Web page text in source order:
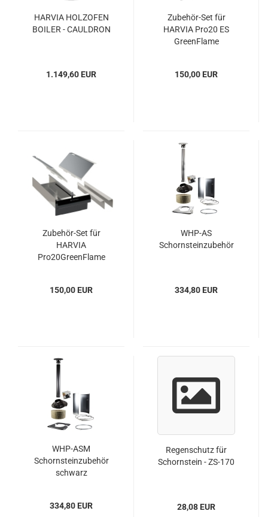
HARVIA HOLZOFEN
BOILER - CAULDRON
1.149,60 EUR
Zubehör-Set für
HARVIA Pro20 ES
GreenFlame
150,00 EUR
Zubehör-Set für
HARVIA
Pro20GreenFlame
150,00 EUR
WHP-AS
Schornsteinzubehör
334,80 EUR
WHP-ASM
Schornsteinzubehör
schwarz
334,80 EUR
Regenschutz für
Schornstein - ZS-170
28,08 EUR